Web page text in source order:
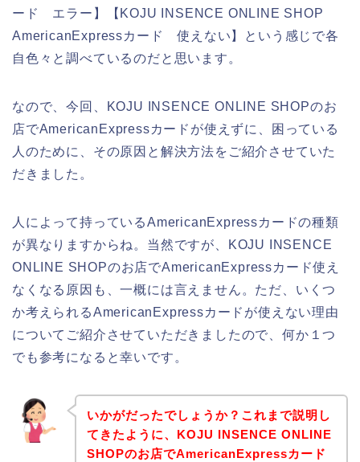
ード エラー】【KOJU INSENCE ONLINE SHOP
AmericanExpressカード 使えない】という感じで各
自色々と調べているのだと思います。
なので、今回、KOJU INSENCE ONLINE SHOPのお
店でAmericanExpressカードが使えずに、困っている
人のために、その原因と解決方法をご紹介させていた
だきました。
人によって持っているAmericanExpressカードの種類
が異なりますからね。当然ですが、KOJU INSENCE
ONLINE SHOPのお店でAmericanExpressカード使え
なくなる原因も、一概には言えません。ただ、いくつ
か考えられるAmericanExpressカードが使えない理由
についてご紹介させていただきましたので、何か１つ
でも参考になると幸いです。
いかがだったでしょうか？これまで説明し
てきたように、KOJU INSENCE ONLINE
SHOPのお店でAmericanExpressカード